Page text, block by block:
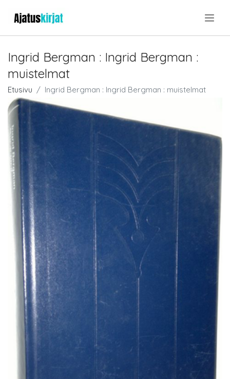
Ingrid Bergman : Ingrid Bergman :
muistelmat
Etusivu Ingrid Bergman : Ingrid Bergman : muistelmat